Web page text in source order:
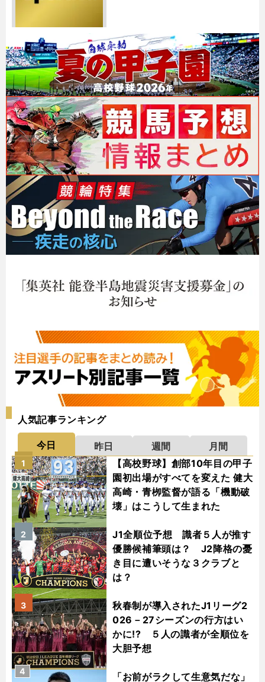
人気記事ランキング
今日 昨日 週間
月間
【高校野球】創部10年目の甲子
園初出場がすべてを変えた 健大
高崎・青栁監督が語る「機動破
壊」はこうして生まれた
1
J1全順位予想 識者５人が推す
優勝候補筆頭は？ J2降格の憂
き目に遭いそうな３クラブと
は？
2
秋春制が導入されたJ1リーグ2
026－27シーズンの行方はい
かに!? ５人の識者が全順位を
大胆予想
3
「お前がラクして生意気だな」
4